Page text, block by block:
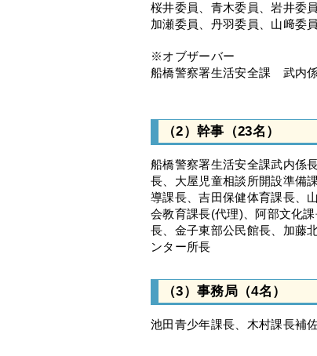
桜井委員、青木委員、岩井委
加瀬委員、丹羽委員、山﨑委
※オブザーバー
船橋警察署生活安全課 武内
（2）幹事（23名）
船橋警察署生活安全課武内係
長、大屋児童相談所開設準備
導課長、吉田保健体育課長、
会教育課長(代理)、阿部文化
長、金子東部公民館長、加藤
ンター所長
（3）事務局（4名）
池田青少年課長、木村課長補